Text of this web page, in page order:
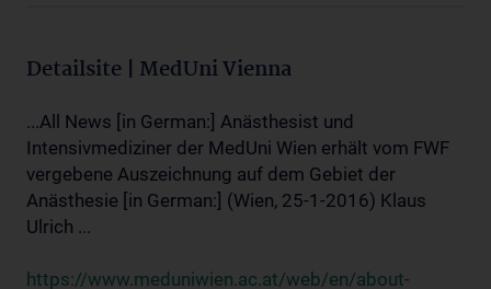
Detailsite | MedUni Vienna
...All News [in German:] Anästhesist und
Intensivmediziner der MedUni Wien erhält vom FWF
vergebene Auszeichnung auf dem Gebiet der
Anästhesie [in German:] (Wien, 25-1-2016) Klaus
Ulrich ...
https://www.meduniwien.ac.at/web/en/about-